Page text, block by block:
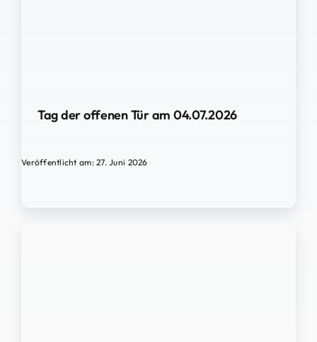
Tag der offenen Tür am 04.07.2026
Veröffentlicht am: 27. Juni 2026